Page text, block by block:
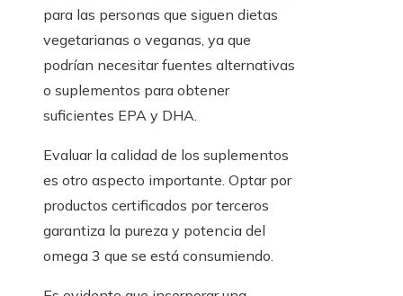
para las personas que siguen dietas
vegetarianas o veganas, ya que
podrían necesitar fuentes alternativas
o suplementos para obtener
suficientes EPA y DHA.
Evaluar la calidad de los suplementos
es otro aspecto importante. Optar por
productos certificados por terceros
garantiza la pureza y potencia del
omega 3 que se está consumiendo.